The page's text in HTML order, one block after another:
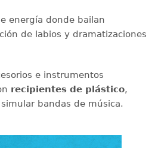
energía donde bailan
de labios y dramatizaciones
e instrumentos
recipientes de plástico,
bandas de música.